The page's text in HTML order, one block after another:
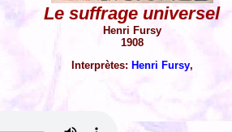
Le suffrage universel
Henri Fursy
1908
Interprètes: Henri Fursy,